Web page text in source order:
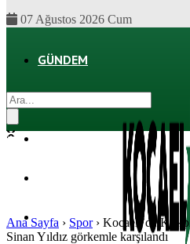
07 Ağustos 2026 Cum
GÜNDEM
SPOR
Ana Sayfa › Spor› Kocaeli’de
Sinan Yıldız görkemle karşılandı